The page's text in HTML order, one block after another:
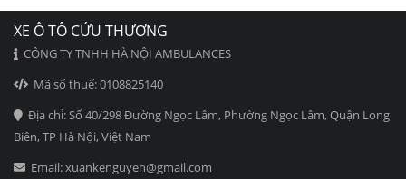
XE Ô TÔ CỨU THƯƠNG
CÔNG TY TNHH HÀ NỘI AMBULANCES
Mã số thuế: 0108825140
Địa chỉ: Số 40/298 Đường Ngọc Lâm, Phường Ngọc Lâm, Quận Long
Biên, TP Hà Nội, Việt Nam
Email: xuankenguyen@gmail.com